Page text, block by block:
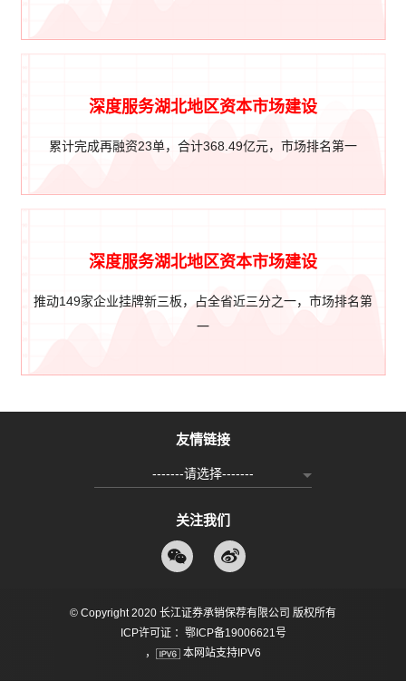
深度服务湖北地区资本市场建设
累计完成再融资23单，合计368.49亿元，市场排名第一
深度服务湖北地区资本市场建设
推动149家企业挂牌新三板，占全省近三分之一，市场排名第
一
友情链接
-------请选择-------
关注我们
© Copyright 2020 长江证券承销保荐有限公司 版权所有
ICP许可证 ：鄂ICP备19006621号
，
本网站支持IPV6